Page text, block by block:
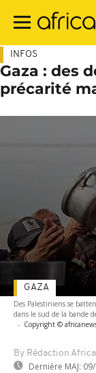
contenu
INFOS
Gaza : des
précarité
Des Palestiniens se
dans le sud de la bande
- Copyright ©
By Rédaction
Dernière MAJ:
GAZA